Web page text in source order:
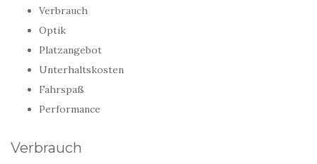
Verbrauch
Optik
Platzangebot
Unterhaltskosten
Fahrspaß
Performance
Verbrauch